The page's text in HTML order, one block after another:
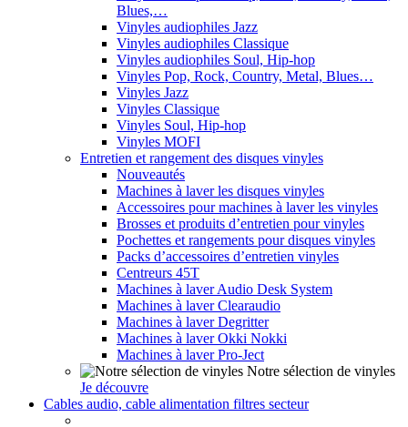
Blues,…
Vinyles audiophiles Jazz
Vinyles audiophiles Classique
Vinyles audiophiles Soul, Hip-hop
Vinyles Pop, Rock, Country, Metal, Blues…
Vinyles Jazz
Vinyles Classique
Vinyles Soul, Hip-hop
Vinyles MOFI
Entretien et rangement des disques vinyles
Nouveautés
Machines à laver les disques vinyles
Accessoires pour machines à laver les vinyles
Brosses et produits d’entretien pour vinyles
Pochettes et rangements pour disques vinyles
Packs d’accessoires d’entretien vinyles
Centreurs 45T
Machines à laver Audio Desk System
Machines à laver Clearaudio
Machines à laver Degritter
Machines à laver Okki Nokki
Machines à laver Pro-Ject
Notre sélection de vinyles
Je découvre
Cables audio, cable alimentation filtres secteur